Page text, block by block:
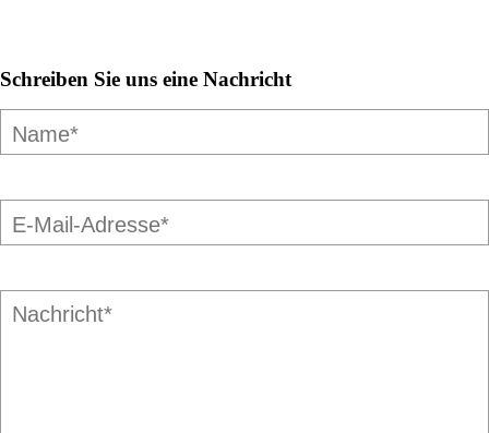
Schreiben Sie uns eine Nachricht